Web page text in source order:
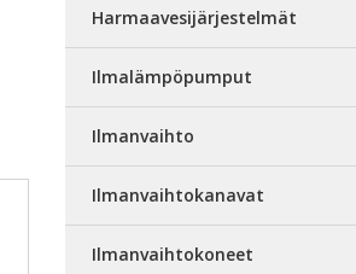
Harmaavesijärjestelmät
Ilmalämpöpumput
Ilmanvaihto
Ilmanvaihtokanavat
Ilmanvaihtokoneet